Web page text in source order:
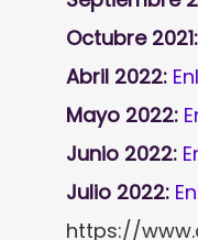
Octubre 2021:
Abril 2022:
Mayo 2022:
Junio 2022:
Julio 2022:
https://